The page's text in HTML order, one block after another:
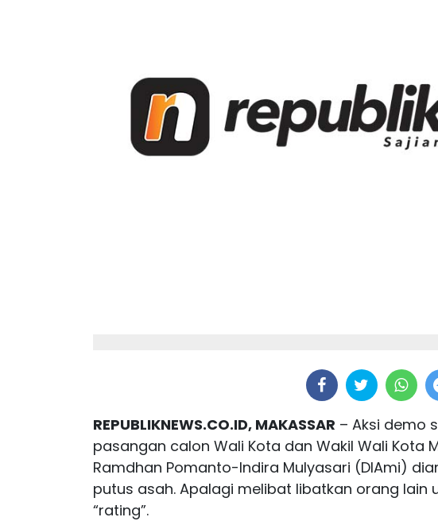
REPUBLIKNEWS.CO.ID, MAKASSAR – Aksi demo
pasangan calon Wali Kota dan Wakil Wali Kota
Ramdhan Pomanto-Indira Mulyasari (DIAmi)
putus asah. Apalagi melibat libatkan orang lain
“rating”.